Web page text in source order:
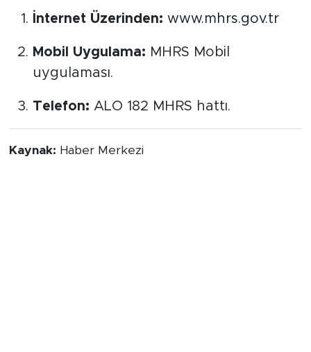
İnternet Üzerinden: www.mhrs.gov.tr
Mobil Uygulama: MHRS Mobil
uygulaması.
Telefon: ALO 182 MHRS hattı.
Kaynak: Haber Merkezi